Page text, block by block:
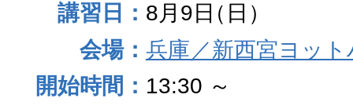
8月9日（日）
兵庫／新西宮ヨッ
13:30 ～